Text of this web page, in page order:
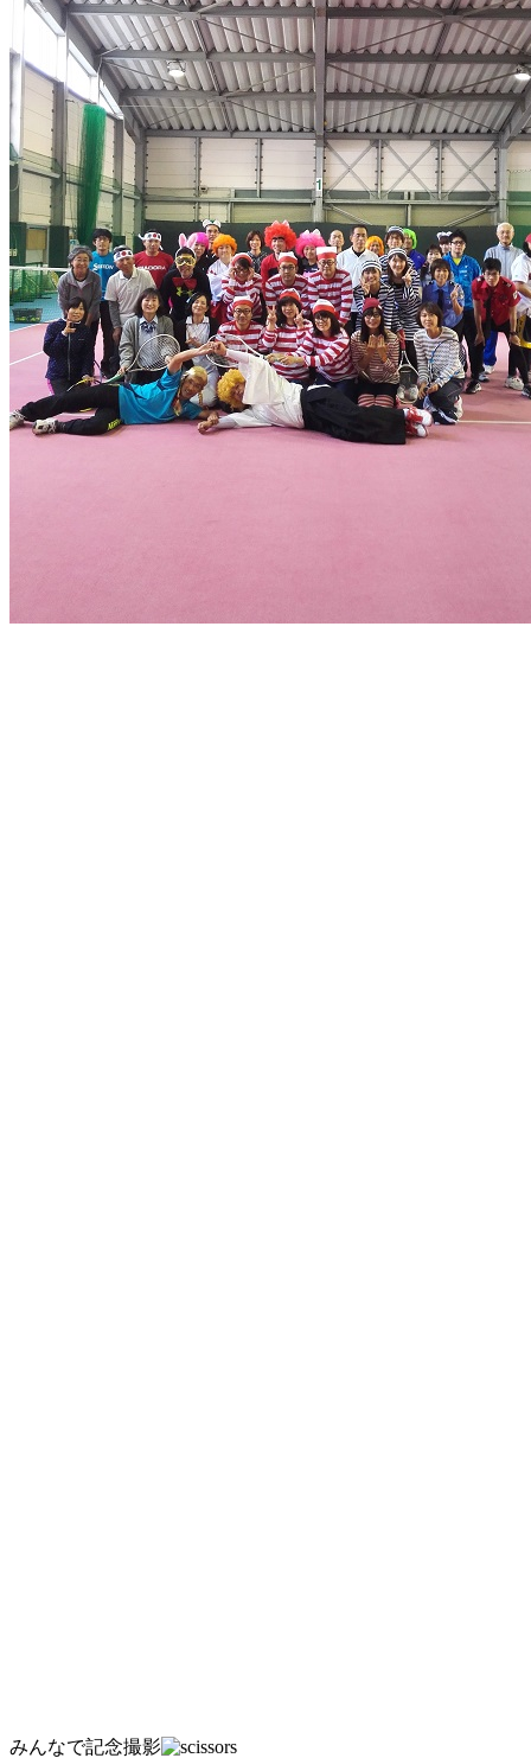
みんなで記念撮影